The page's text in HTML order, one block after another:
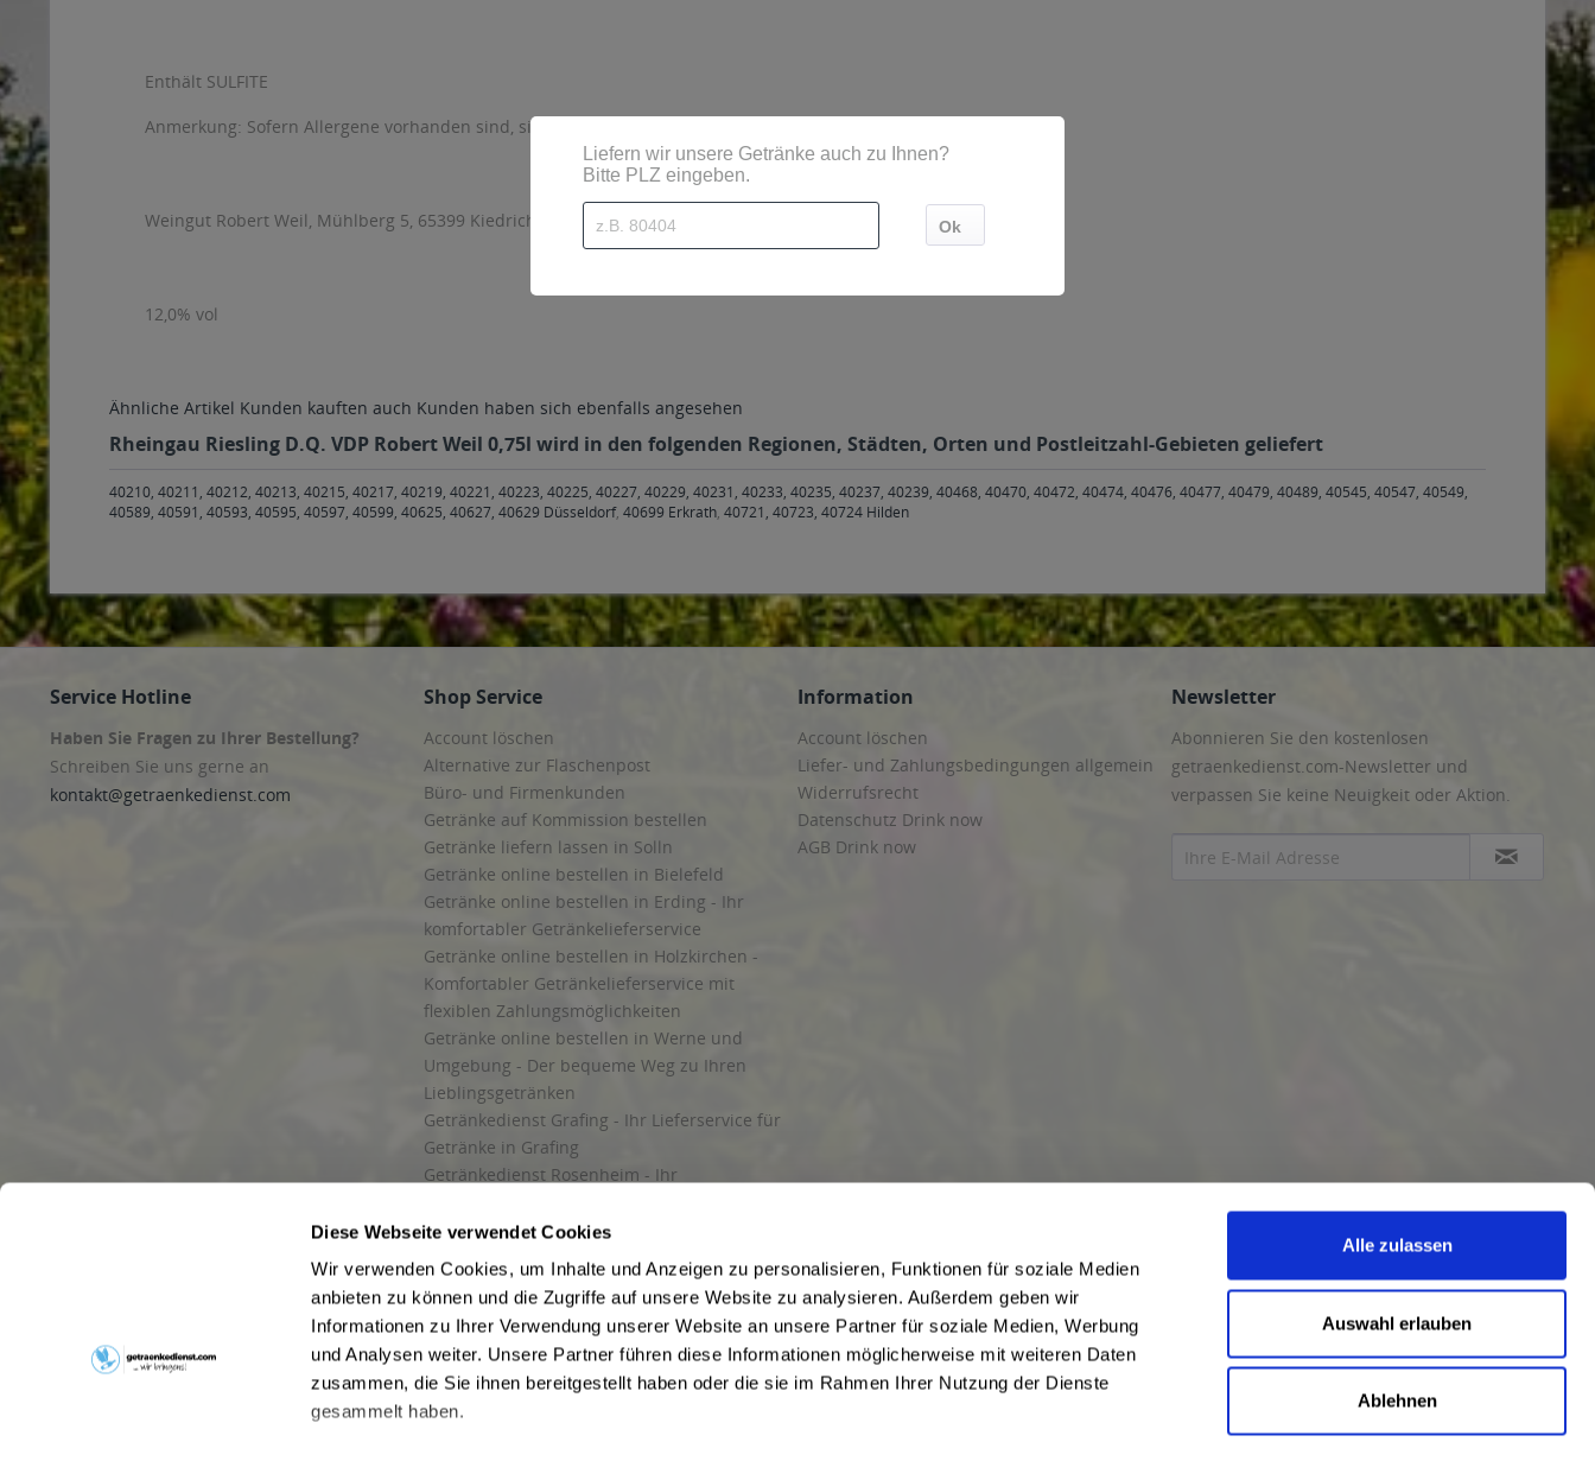
Diese Webseite verwendet Cookies
Wir verwenden Cookies, um Inhalte und Anzeigen zu personalisieren, Funktionen für soziale Medien
anbieten zu können und die Zugriffe auf unsere Website zu analysieren. Außerdem geben wir
Informationen zu Ihrer Verwendung unserer Website an unsere Partner für soziale Medien, Werbung
und Analysen weiter. Unsere Partner führen diese Informationen möglicherweise mit weiteren Daten
zusammen, die Sie ihnen bereitgestellt haben oder die sie im Rahmen Ihrer Nutzung der Dienste
gesammelt haben.
Alle zulassen
Auswahl erlauben
Ablehnen
Enthält SULFITE
Anmerkung: Sofern Allergene vorhanden sind, sind diese mittels Großbuchstaben besonders hervorgehoben
Weingut Robert Weil, Mühlberg 5, 65399 Kiedrich
12,0% vol
Ähnliche Artikel Kunden kauften auch Kunden haben sich ebenfalls angesehen
Rheingau Riesling D.Q. VDP Robert Weil 0,75l wird in den folgenden Regionen, Städten, Orten und Postleitzahl-Gebieten geliefert
40210, 40211, 40212, 40213, 40215, 40217, 40219, 40221, 40223, 40225, 40227, 40229, 40231, 40233, 40235, 40237, 40239, 40468, 40470, 40472, 40474, 40476, 40477, 40479, 40489, 40545, 40547, 40549,
40589, 40591, 40593, 40595, 40597, 40599, 40625, 40627, 40629 Düsseldorf, 40699 Erkrath, 40721, 40723, 40724 Hilden
Service Hotline
Haben Sie Fragen zu Ihrer Bestellung?
Schreiben Sie uns gerne an
kontakt@getraenkedienst.com
Shop Service
Account löschen
Alternative zur Flaschenpost
Büro- und Firmenkunden
Getränke auf Kommission bestellen
Getränke liefern lassen in Solln
Getränke online bestellen in Bielefeld
Getränke online bestellen in Erding - Ihr
komfortabler Getränkelieferservice
Getränke online bestellen in Holzkirchen -
Komfortabler Getränkelieferservice mit
flexiblen Zahlungsmöglichkeiten
Getränke online bestellen in Werne und
Umgebung - Der bequeme Weg zu Ihren
Lieblingsgetränken
Getränkedienst Grafing - Ihr Lieferservice für
Getränke in Grafing
Getränkedienst Rosenheim - Ihr
und Umgebung
Getränkelieferung in Starnberg
Liefergebiet
Lieferservice für Getränke
Wir liefern Getränke
Kontakt
Newsletter
Information
Account löschen
Liefer- und Zahlungsbedingungen allgemein
Widerrufsrecht
Datenschutz Drink now
AGB Drink now
Newsletter
Abonnieren Sie den kostenlosen
getraenkedienst.com-Newsletter und
verpassen Sie keine Neuigkeit oder Aktion.